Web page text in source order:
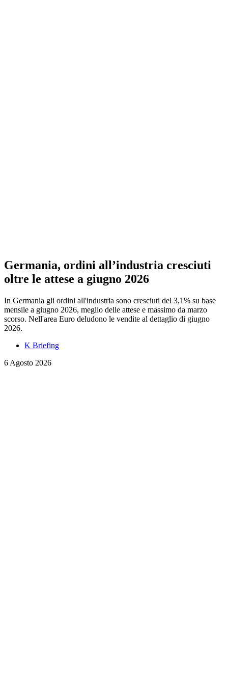
Germania, ordini all’industria cresciuti
oltre le attese a giugno 2026
In Germania gli ordini all'industria sono cresciuti del 3,1% su base
mensile a giugno 2026, meglio delle attese e massimo da marzo
scorso. Nell'area Euro deludono le vendite al dettaglio di giugno
2026.
K Briefing
6 Agosto 2026